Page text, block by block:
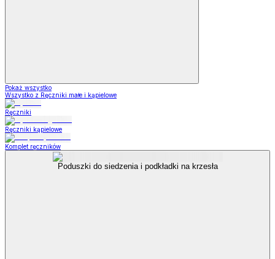
Pokaż wszystko
Wszystko z Ręczniki małe i kąpielowe
Ręczniki
Ręczniki kąpielowe
Komplet ręczników
Poduszki do siedzenia i podkładki na krzesła